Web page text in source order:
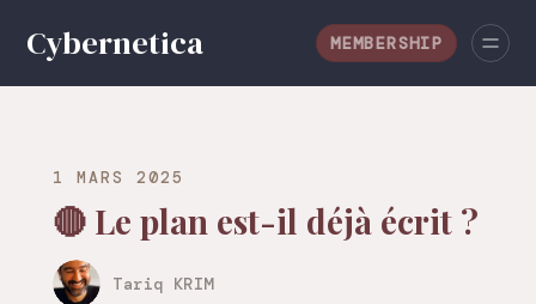
MEMBERSHIP
1 MARS 2025
🔴 Le plan est-il déjà écrit ?
Tariq KRIM